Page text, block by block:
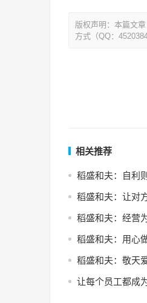
版权声明：本篇文
方式（QQ：
相关推荐
稻盛和夫：自利
稻盛和夫：让对
稻盛和夫：经营
稻盛和夫：用心
稻盛和夫：敬天
让每个员工都成